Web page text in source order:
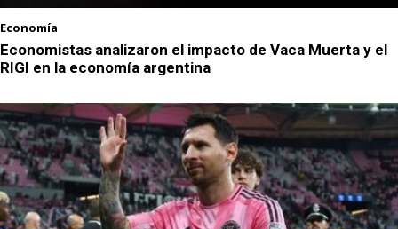
Economía
Economistas analizaron el impacto de Vaca Muerta y el
RIGI en la economía argentina